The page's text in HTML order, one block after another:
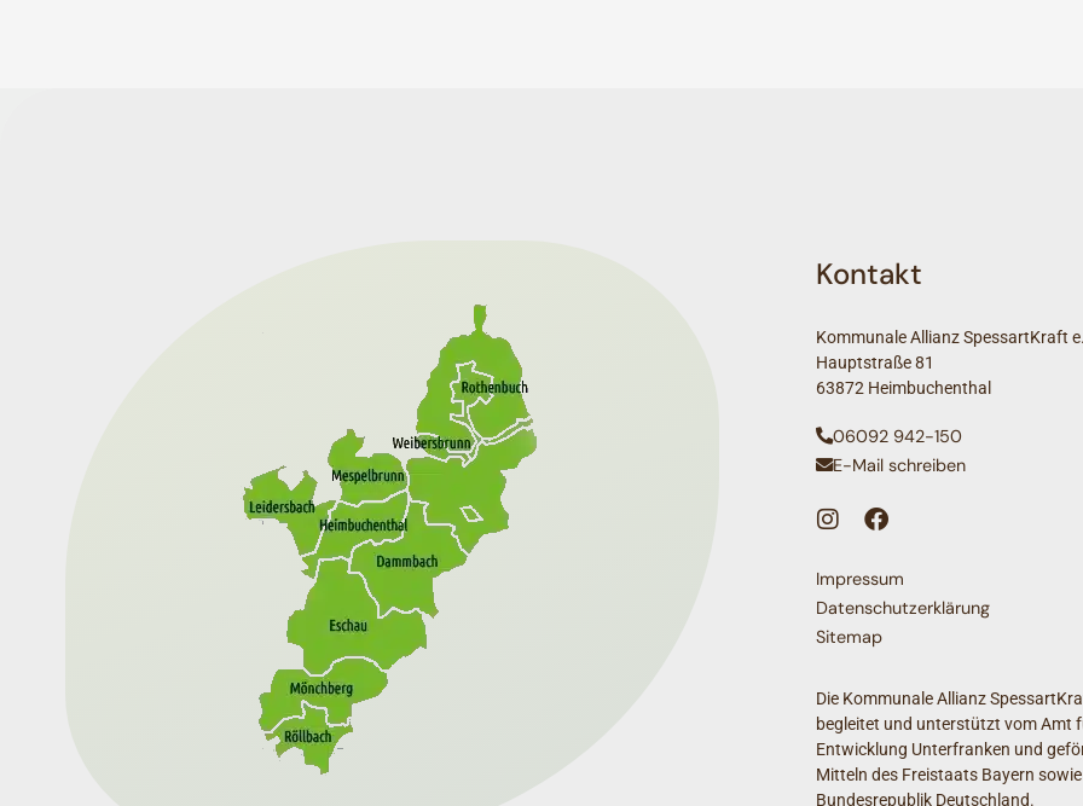
Kontakt
Kommunale Allianz SpessartKraft
Hauptstraße 81
63872 Heimbuchenthal
06092 942-150
E-Mail schreiben
Impressum
Datenschutzerklärung
Sitemap
Die Kommunale Allianz
begleitet und unterstützt vom Amt
Entwicklung Unterfranken und
Mitteln des Freistaats Bayern
Bundesrepublik Deutschland.